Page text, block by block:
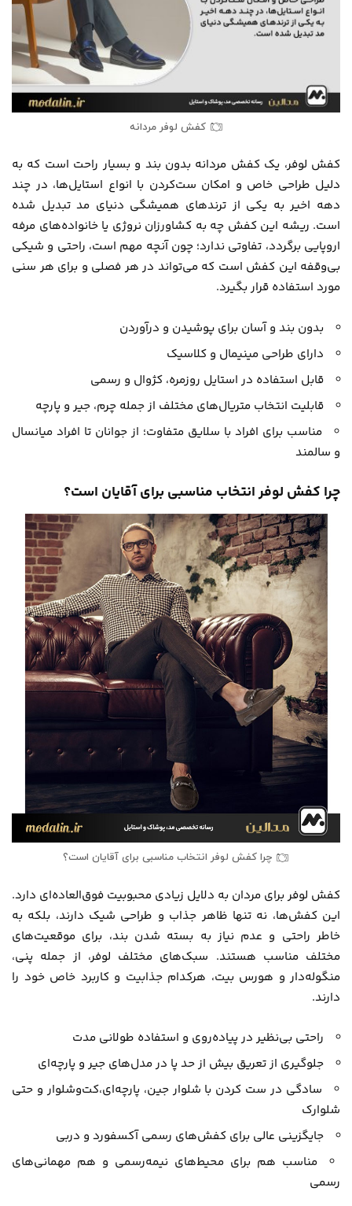
کفش لوفر مردانه
کفش لوفر، یک کفش مردانه بدون بند و بسیار راحت است که به
دلیل طراحی خاص و امکان ست‌کردن با انواع استایل‌ها، در چند
دهه اخیر به یکی از ترندهای همیشگی دنیای مد تبدیل شده
است. ریشه این کفش چه به کشاورزان نروژی یا خانواده‌های مرفه
اروپایی برگردد، تفاوتی ندارد؛ چون آنچه مهم است، راحتی و شیکی
بی‌وقفه این کفش است که می‌تواند در هر فصلی و برای هر سنی
مورد استفاده قرار بگیرد.
بدون بند و آسان برای پوشیدن و درآوردن
دارای طراحی مینیمال و کلاسیک
قابل استفاده در استایل روزمره، کژوال و رسمی
قابلیت انتخاب متریال‌های مختلف از جمله چرم، جیر و پارچه
مناسب برای افراد با سلایق متفاوت؛ از جوانان تا افراد میانسال
و سالمند
چرا کفش لوفر انتخاب مناسبی برای آقایان است؟
چرا کفش لوفر انتخاب مناسبی برای آقایان است؟
کفش لوفر برای مردان به دلایل زیادی محبوبیت فوق‌العاده‌ای دارد.
این کفش‌ها، نه تنها ظاهر جذاب و طراحی شیک دارند، بلکه به
خاطر راحتی و عدم نیاز به بسته شدن بند، برای موقعیت‌های
مختلف مناسب هستند. سبک‌های مختلف لوفر، از جمله پنی،
منگوله‌دار و هورس بیت، هرکدام جذابیت و کاربرد خاص خود را
دارند.
راحتی بی‌نظیر در پیاده‌روی و استفاده طولانی مدت
جلوگیری از تعریق بیش از حد پا در مدل‌های جیر و پارچه‌ای
سادگی در ست کردن با شلوار جین، پارچه‌ای،کت‌وشلوار و حتی
شلوارک
جایگزینی عالی برای کفش‌های رسمی آکسفورد و دربی
مناسب هم برای محیط‌های نیمه‌رسمی و هم مهمانی‌های
رسمی